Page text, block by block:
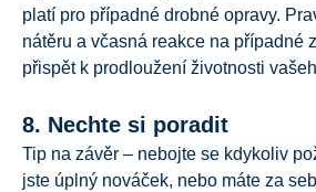
platí pro případné drobné opravy.
nátěru a včasná reakce na případné
přispět k prodloužení životnosti
8. Nechte si poradit
Tip na závěr – nebojte se kdykoliv
jste úplný nováček, nebo máte za